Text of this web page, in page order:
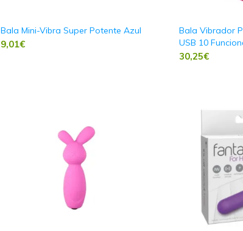
Bala Mini-Vibra Super Potente Azul
9,01€
Bala Vibrador
USB 10
30,25€